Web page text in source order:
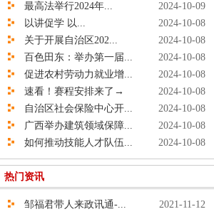
最高法举行2024年...
2024-10-09
以讲促学 以...
2024-10-08
关于开展自治区202...
2024-10-08
百色田东：举办第一届...
2024-10-08
促进农村劳动力就业增...
2024-10-08
速看！赛程安排来了→
2024-10-08
自治区社会保险中心开...
2024-10-08
广西举办建筑领域保障...
2024-10-08
如何推动技能人才队伍...
2024-10-08
热门资讯
邹福君带人来政讯通-...
2021-11-12